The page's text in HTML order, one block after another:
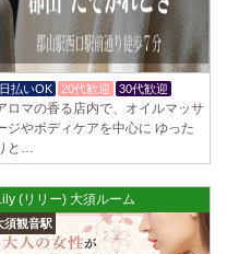
日払いOK 20代歓迎 30代歓迎
ロマの香る店内で、オイルマッサ
ジやボディケアを中心に ゆった
と…
(リリー) 大須ルーム
須観音駅